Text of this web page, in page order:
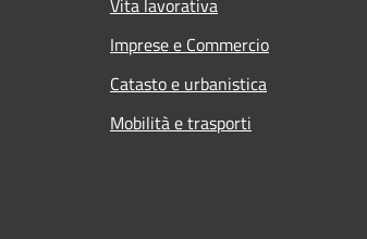
Imprese e Commercio
Catasto e urbanistica
Mobilità e trasporti